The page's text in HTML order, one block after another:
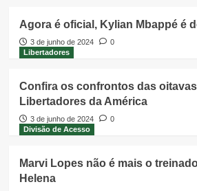
Agora é oficial, Kylian Mbappé é
3 de junho de 2024
0
Libertadores
Confira os confrontos das
Libertadores da América
3 de junho de 2024
0
Divisão de Acesso
Marvi Lopes não é mais o
Helena